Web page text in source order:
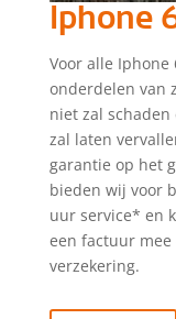
Iphone
Voor alle
onderdelen van
niet zal
zal laten
garantie op het
bieden wij voor
uur service* en
een factuur
verzekering.